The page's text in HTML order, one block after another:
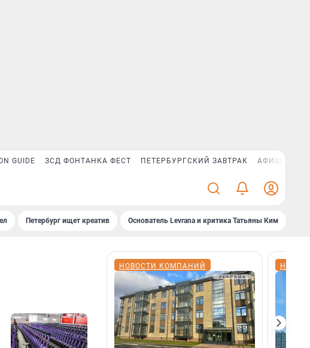
GUIDE ЗСД ФОНТАНКА ФЕСТ ПЕТЕРБУРГСКИЙ ЗАВТРАК АФИША PLUS
Петербург ищет креатив Основатель Levrana и критика Татьяны Ким
НОВОСТИ КОМПАНИЙ